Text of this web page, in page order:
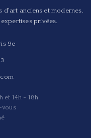
d'art anciens et modernes.
privées.
9e
et 14h - 18h
vous